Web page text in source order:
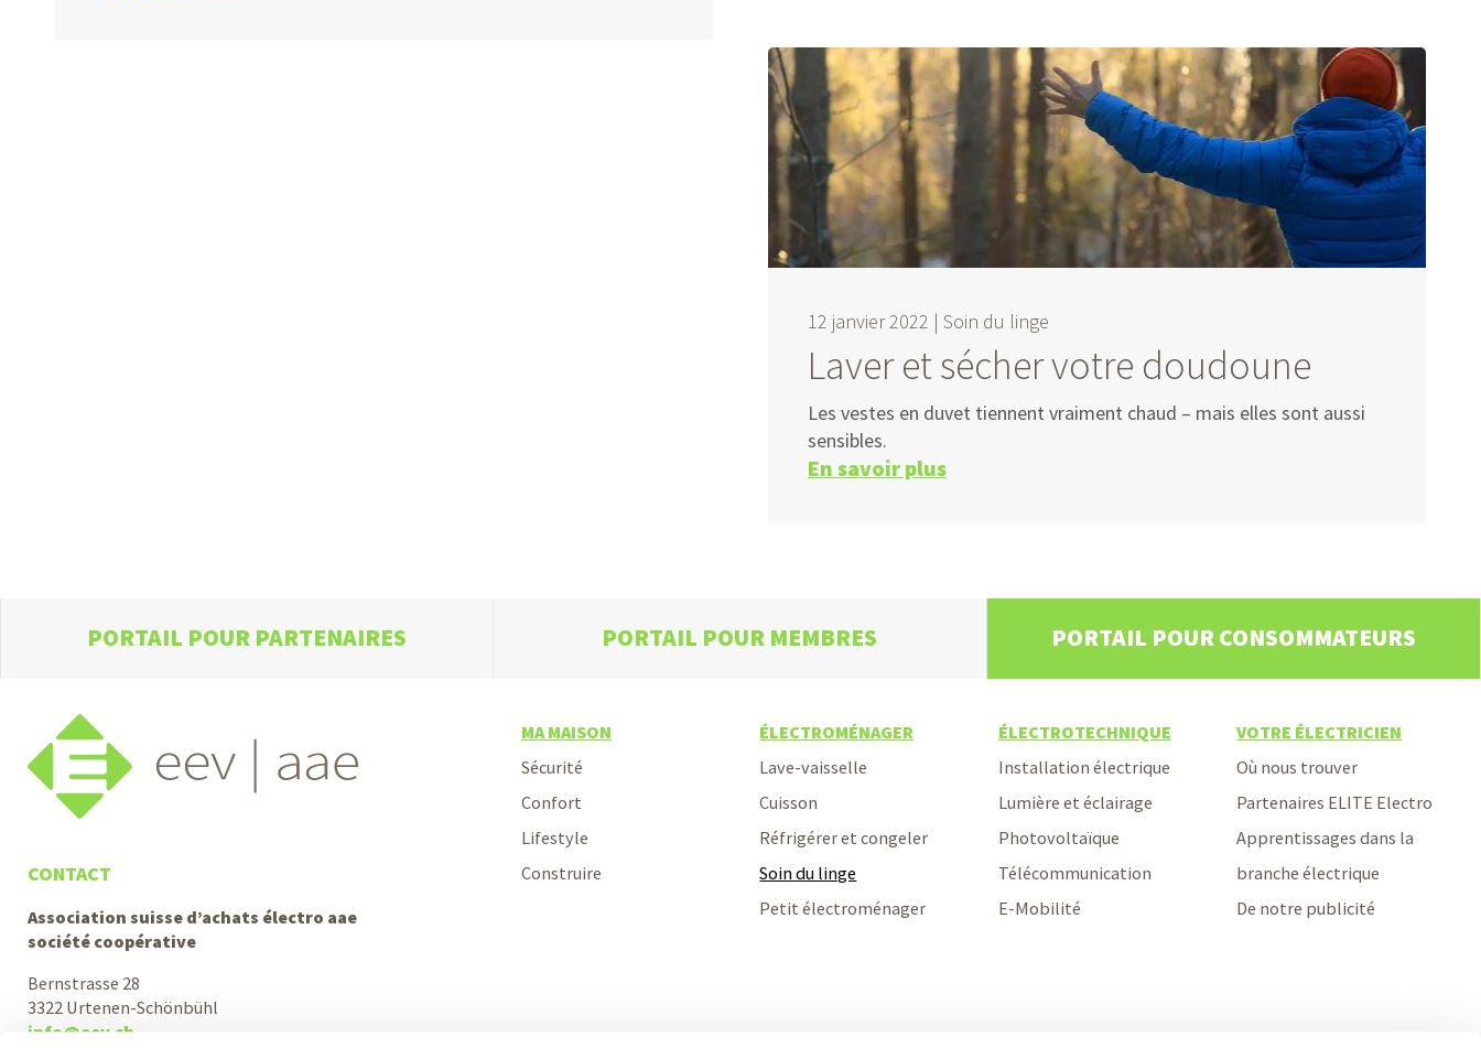
12 janvier 2022 | Soin du linge
Laver et sécher votre doudoune
Les vestes en duvet tiennent vraiment chaud – mais elles sont aussi
sensibles.
En savoir plus
PORTAIL POUR PARTENAIRES PORTAIL POUR MEMBRES PORTAIL POUR CONSOMMATEURS
CONTACT
Association suisse d’achats électro aae
société coopérative
Bernstrasse 28
3322 Urtenen-Schönbühl
info@eev.ch
MA MAISON
Sécurité
Confort
Lifestyle
Construire
ÉLECTROMÉNAGER
Lave-vaisselle
Cuisson
Réfrigérer et congeler
Soin du linge
Petit électroménager
ÉLECTROTECHNIQUE
Installation électrique
Lumière et éclairage
Photovoltaïque
Télécommunication
E-Mobilité
VOTRE ÉLECTRICIEN
Où nous trouver
Partenaires ELITE Electro
Apprentissages dans la
branche électrique
De notre publicité